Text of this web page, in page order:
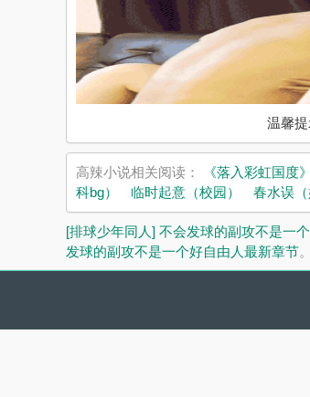
温馨
高辣小说相关阅读： 《落入彩虹国度
科bg）
临时起意（校园） 春水误（
[排球少年同人] 不会发球的副攻不是一
发球的副攻不是一个好自由人最新章节。